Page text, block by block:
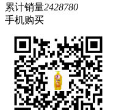
累计销量2428780
手机购买